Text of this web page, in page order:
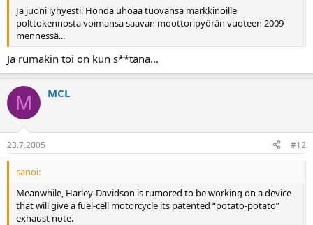
Ja juoni lyhyesti: Honda uhoaa tuovansa markkinoille
polttokennosta voimansa saavan moottoripyörän vuoteen 2009
mennessä...
Ja rumakin toi on kun s**tana...
M MCL
23.7.2005 #12
sanoi:
Meanwhile, Harley-Davidson is rumored to be working on a device
that will give a fuel-cell motorcycle its patented “potato-potato”
exhaust note.